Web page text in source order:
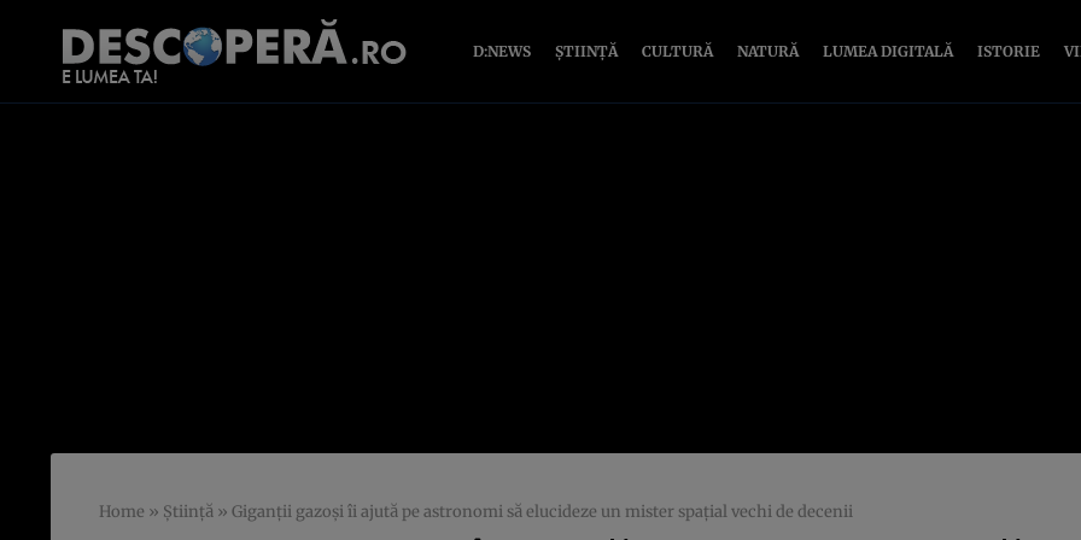
D:NEWS ȘTIINȚĂ CULTURĂ NATURĂ LUMEA DIGITALĂ ISTORIE
Home » Știință » Giganții gazoși îi ajută pe astronomi să elucideze un mister spațial vechi de decenii